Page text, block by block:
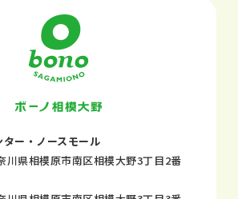
ー・ノースモール
県相模原市南区相模大野3丁目2番